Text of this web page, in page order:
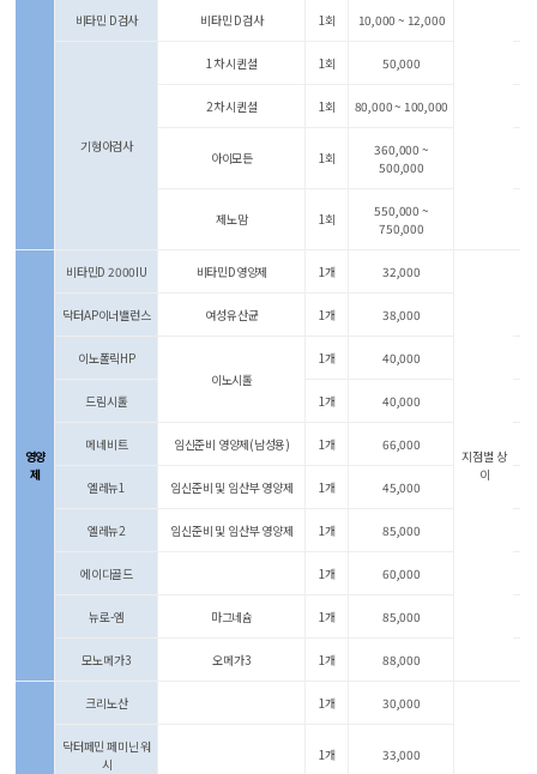
비타민 D검사 비타민 D검사 1회 10,000 ~ 12,000
기형아검사
1차 시퀸셜 1회 50,000
2차 시퀸셜 1회 80,000 ~ 100,000
아이모든 1회
360,000 ~
500,000
제노맘 1회
550,000 ~
750,000
영양
제
비타민D 2000IU 비타민D영양제 1개 32,000
지점별 상
이
닥터AP이너밸런스 여성유산균 1개 38,000
이노폴릭HP
이노시톨
1개 40,000
드림시톨 1개 40,000
메네비트 임신준비 영양제(남성용) 1개 66,000
엘레뉴1 임신준비 및 임산부 영양제 1개 45,000
엘레뉴2 임신준비 및 임산부 영양제 1개 85,000
에이디골드 1개 60,000
뉴로-엠 마그네슘 1개 85,000
모노메가3 오메가3 1개 88,000
크리노산 1개 30,000
닥터페민 페미닌 워
시
1개 33,000